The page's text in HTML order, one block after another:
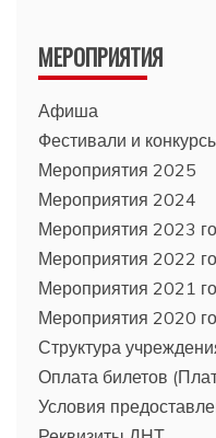
МЕРОПРИЯТИЯ
Афиша
Фестивали и
Мероприятия 2025
Мероприятия 2024
Мероприятия 2023
Мероприятия 2022
Мероприятия 2021
Мероприятия 2020
Структура
Оплата билетов
Условия